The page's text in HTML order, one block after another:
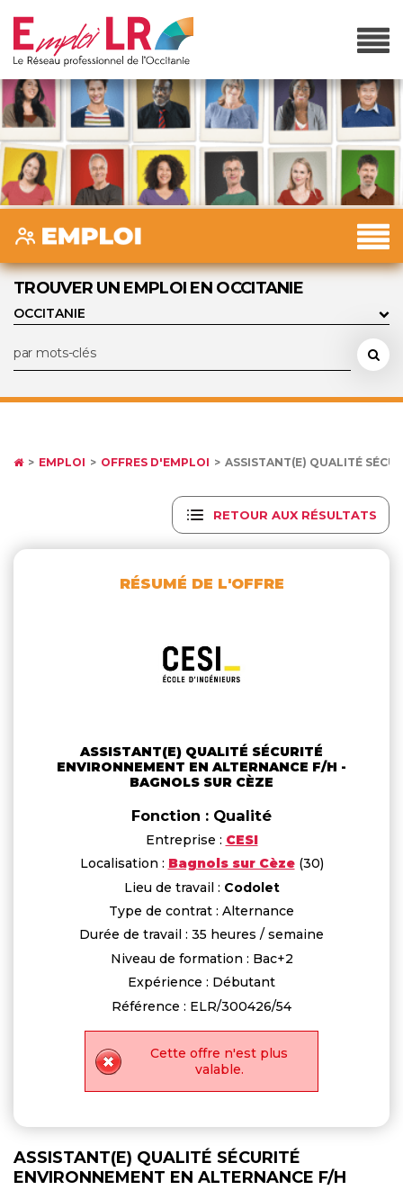
TROUVER UN EMPLOI EN OCCITANIE
EMPLOI OFFRES D'EMPLOI ASSISTANT(E) QUALITÉ
RETOUR AUX RÉSULTATS
RÉSUMÉ DE L'OFFRE
ASSISTANT(E) QUALITÉ SÉCURITÉ
ENVIRONNEMENT EN ALTERNANCE F/H -
BAGNOLS SUR CÈZE
Fonction : Qualité
Entreprise : CESI
Localisation : Bagnols sur Cèze(30)
Lieu de travail : Codolet
Type de contrat : Alternance
Durée de travail : 35 heures / semaine
Niveau de formation : Bac+2
Expérience : Débutant
Référence : ELR/300426/54
Cette offre n'est plus
valable.
ASSISTANT(E) QUALITÉ SÉCURITÉ
ENVIRONNEMENT EN ALTERNANCE F/H